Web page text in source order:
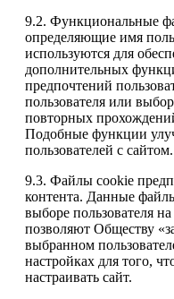
9.2. Функциональные
определяющие имя
используются для
дополнительных
предпочтений
пользователя или
повторных
Подобные функции
пользователей с сайтом.
9.3. Файлы cookie
контента. Данные
выборе пользователя
позволяют Обществу
выбранном
настройках для того,
настраивать сайт.